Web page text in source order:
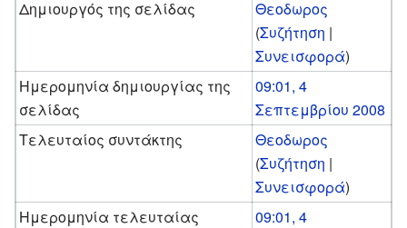
Δημιουργός της σελίδας
Θεοδωρος
(Συζήτηση |
Συνεισφορά)
Ημερομηνία δημιουργίας της
σελίδας
09:01, 4
Σεπτεμβρίου 2008
Τελευταίος συντάκτης
Θεοδωρος
(Συζήτηση |
Συνεισφορά)
Ημερομηνία τελευταίας
09:01, 4